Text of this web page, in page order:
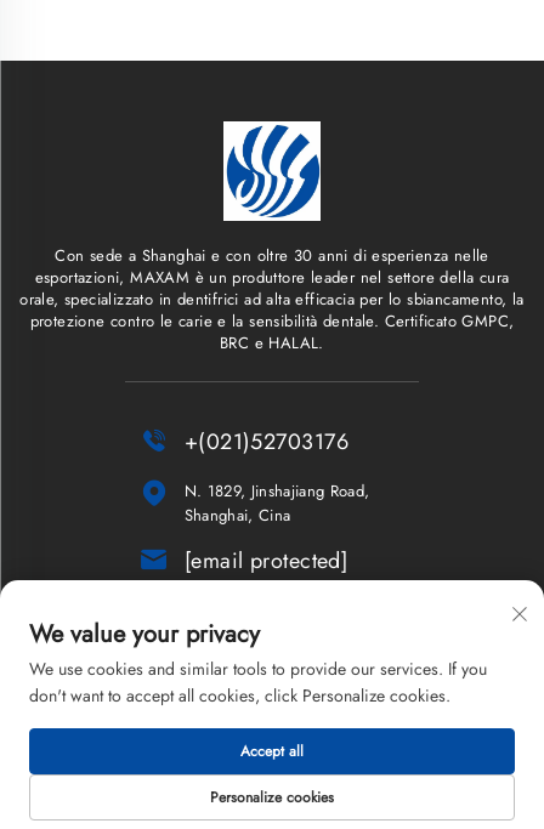
Con sede a Shanghai e con oltre 30 anni di esperienza nelle
esportazioni, MAXAM è un produttore leader nel settore della cura
orale, specializzato in dentifrici ad alta efficacia per lo sbiancamento, la
protezione contro le carie e la sensibilità dentale. Certificato GMPC,
BRC e HALAL.
 +(021)52703176

N. 1829, Jinshajiang Road,
Shanghai, Cina
 [email protected]
Newsletter
Copyright © 2026 Shanghai Maxam Company Limited. Tutti i diritti
riservati.
Informativa sulla privacy
We value your privacy
We use cookies and similar tools to provide our services. If you
don't want to accept all cookies, click Personalize cookies.
Personalize cookies
Accept all